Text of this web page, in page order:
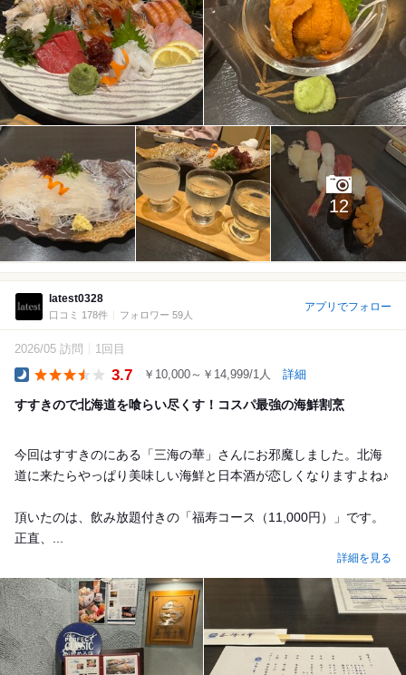
12
latest0328
口コミ 178件 フォロワー 59人
アプリでフォロー
2026/05 訪問 1回目
3.7 ￥10,000～￥14,999/1人 詳細
すすきので北海道を喰らい尽くす！コスパ最強の海鮮割烹
今回はすすきのにある「三海の華」さんにお邪魔しました。北海
道に来たらやっぱり美味しい海鮮と日本酒が恋しくなりますよね♪
頂いたのは、飲み放題付きの「福寿コース（11,000円）」です。
正直、...
詳細を見る